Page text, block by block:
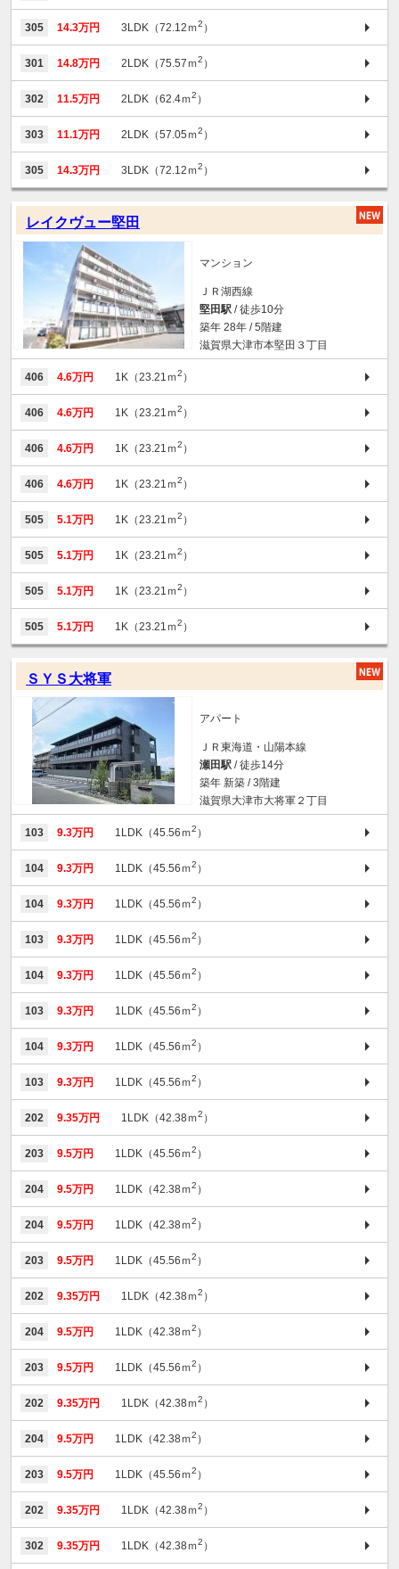
305 14.3万円 3LDK（72.12ｍ2 ）
301 14.8万円 2LDK（75.57ｍ2 ）
302 11.5万円 2LDK（62.4ｍ2 ）
303 11.1万円 2LDK（57.05ｍ2 ）
305 14.3万円 3LDK（72.12ｍ2 ）
レイクヴュー堅田
マンション
ＪＲ湖西線
堅田駅 / 徒歩10分
築年 28年 / 5階建
滋賀県大津市本堅田３丁目
406 4.6万円 1K（23.21ｍ2 ）
406 4.6万円 1K（23.21ｍ2 ）
406 4.6万円 1K（23.21ｍ2 ）
406 4.6万円 1K（23.21ｍ2 ）
505 5.1万円 1K（23.21ｍ2 ）
505 5.1万円 1K（23.21ｍ2 ）
505 5.1万円 1K（23.21ｍ2 ）
505 5.1万円 1K（23.21ｍ2 ）
ＳＹＳ大将軍
アパート
ＪＲ東海道・山陽本線
瀬田駅 / 徒歩14分
築年 新築 / 3階建
滋賀県大津市大将軍２丁目
103 9.3万円 1LDK（45.56ｍ2 ）
104 9.3万円 1LDK（45.56ｍ2 ）
104 9.3万円 1LDK（45.56ｍ2 ）
103 9.3万円 1LDK（45.56ｍ2 ）
104 9.3万円 1LDK（45.56ｍ2 ）
103 9.3万円 1LDK（45.56ｍ2 ）
104 9.3万円 1LDK（45.56ｍ2 ）
103 9.3万円 1LDK（45.56ｍ2 ）
202 9.35万円 1LDK（42.38ｍ2 ）
203 9.5万円 1LDK（45.56ｍ2 ）
204 9.5万円 1LDK（42.38ｍ2 ）
204 9.5万円 1LDK（42.38ｍ2 ）
203 9.5万円 1LDK（45.56ｍ2 ）
202 9.35万円 1LDK（42.38ｍ2 ）
204 9.5万円 1LDK（42.38ｍ2 ）
203 9.5万円 1LDK（45.56ｍ2 ）
202 9.35万円 1LDK（42.38ｍ2 ）
204 9.5万円 1LDK（42.38ｍ2 ）
203 9.5万円 1LDK（45.56ｍ2 ）
202 9.35万円 1LDK（42.38ｍ2 ）
302 9.35万円 1LDK（42.38ｍ2 ）